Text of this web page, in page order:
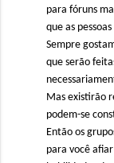
para fóruns
que as
Sempre
que serão
Mas existirão
podem-se
Então os
para você